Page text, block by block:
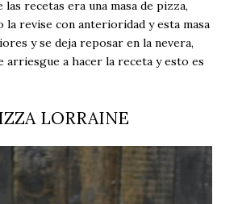
las recetas era una masa de pizza,
la revise con anterioridad y esta masa
y se deja reposar en la nevera,
arriesgue a hacer la receta y esto es
LORRAINE